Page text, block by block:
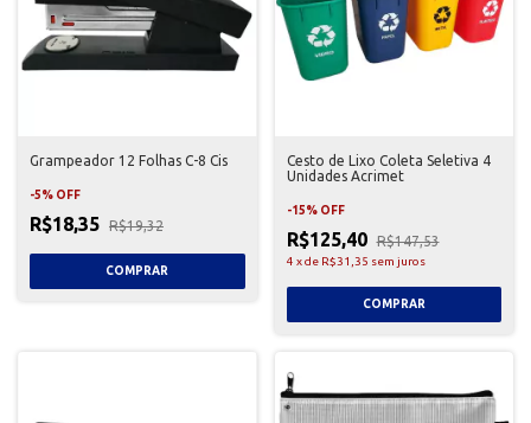
Grampeador 12 Folhas C-8 Cis
-5% OFF
R$18,35 R$19,32
Cesto de Lixo Coleta Seletiva 4
Unidades Acrimet
-15% OFF
R$125,40 R$147,53
4 xde R$31,35 sem juros